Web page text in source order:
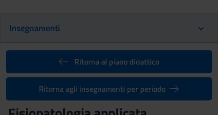
Insegnamenti
Ritorna al piano didattico
Ritorna agli insegnamenti per periodo